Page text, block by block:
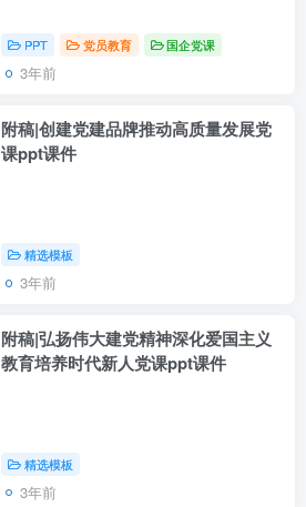
PPT 党员教育 国企党课
3年前
附稿|创建党建品牌推动高质量发展党
课ppt课件
精选模板
3年前
附稿|弘扬伟大建党精神深化爱国主义
教育培养时代新人党课ppt课件
精选模板
3年前